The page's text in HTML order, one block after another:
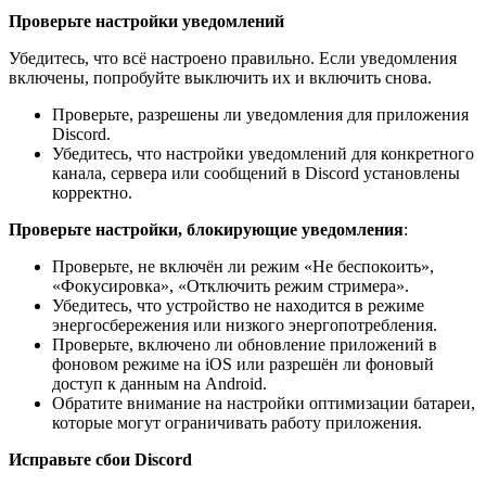
Проверьте настройки уведомлений
Убедитесь, что всё настроено правильно. Если уведомления
включены, попробуйте выключить их и включить снова.
Проверьте, разрешены ли уведомления для приложения
Discord.
Убедитесь, что настройки уведомлений для конкретного
канала, сервера или сообщений в Discord установлены
корректно.
Проверьте настройки, блокирующие уведомления:
Проверьте, не включён ли режим «Не беспокоить»,
«Фокусировка», «Отключить режим стримера».
Убедитесь, что устройство не находится в режиме
энергосбережения или низкого энергопотребления.
Проверьте, включено ли обновление приложений в
фоновом режиме на iOS или разрешён ли фоновый
доступ к данным на Android.
Обратите внимание на настройки оптимизации батареи,
которые могут ограничивать работу приложения.
Исправьте сбои Discord